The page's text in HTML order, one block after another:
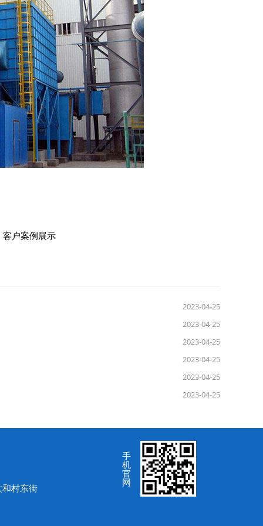
客户案例展示
2023-04-25
2023-04-25
2023-04-25
2023-04-25
2023-04-25
2023-04-25
村东街
手
机
官
网